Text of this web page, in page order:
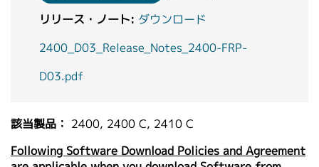
リリース・ノート: ダウンロード
2400_D03_Release_Notes_2400-FRP-
D03.pdf
該当製品： 2400, 2400 C, 2410 C
Following Software Download Policies and Agreement